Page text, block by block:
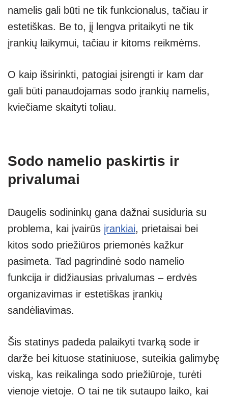
namelis gali būti ne tik funkcionalus, tačiau ir
estetiškas. Be to, jį lengva pritaikyti ne tik
įrankių laikymui, tačiau ir kitoms reikmėms.
O kaip išsirinkti, patogiai įsirengti ir kam dar
gali būti panaudojamas sodo įrankių namelis,
kviečiame skaityti toliau.
Sodo namelio paskirtis ir
privalumai
Daugelis sodininkų gana dažnai susiduria su
problema, kai įvairūs įrankiai, prietaisai bei
kitos sodo priežiūros priemonės kažkur
pasimeta. Tad pagrindinė sodo namelio
funkcija ir didžiausias privalumas – erdvės
organizavimas ir estetiškas įrankių
sandėliavimas.
Šis statinys padeda palaikyti tvarką sode ir
darže bei kituose statiniuose, suteikia galimybę
viską, kas reikalinga sodo priežiūroje, turėti
vienoje vietoje. O tai ne tik sutaupo laiko, kai